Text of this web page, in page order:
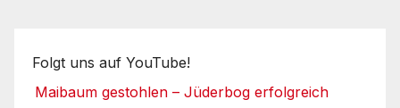
Folgt uns auf YouTube!
Maibaum gestohlen – Jüderbog erfolgreich